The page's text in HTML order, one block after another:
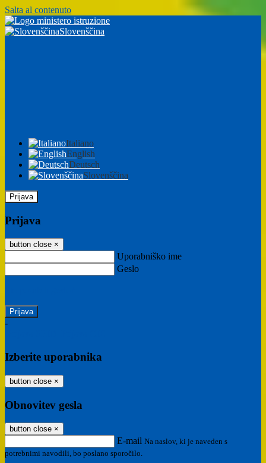
Salta al contenuto
Slovenščina
Italiano
English
Deutsch
Slovenščina
Prijava
Prijava
button close ×
Uporabniško ime
Geslo
-
Izberite uporabnika
button close ×
Obnovitev gesla
button close ×
E-mail Na naslov, ki je naveden s
potrebnimi navodili, bo poslano sporočilo.